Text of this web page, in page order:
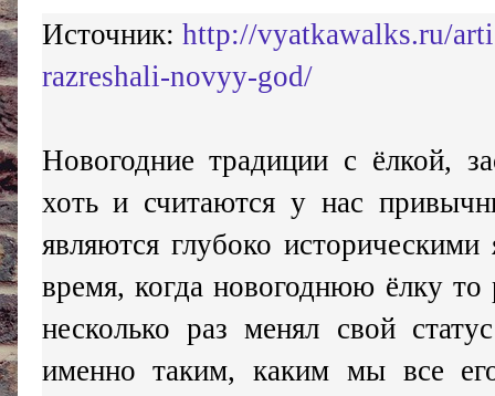
Источник: http://vyatkawalks.ru/
razreshali-novyy-god/
Новогодние традиции с ёлкой,
хоть и считаются у нас
являются глубоко
время, когда новогоднюю ёлку
несколько раз менял свой
именно таким, каким мы все